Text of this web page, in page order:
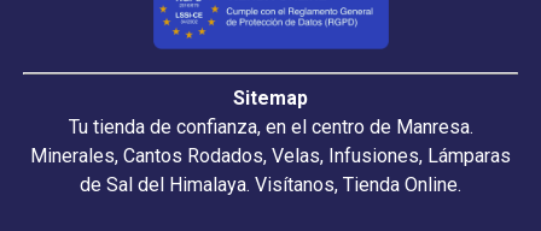
Sitemap
Tu tienda de confianza, en el centro de Manresa.
Minerales, Cantos Rodados, Velas, Infusiones, Lámparas
de Sal del Himalaya. Visítanos, Tienda Online.